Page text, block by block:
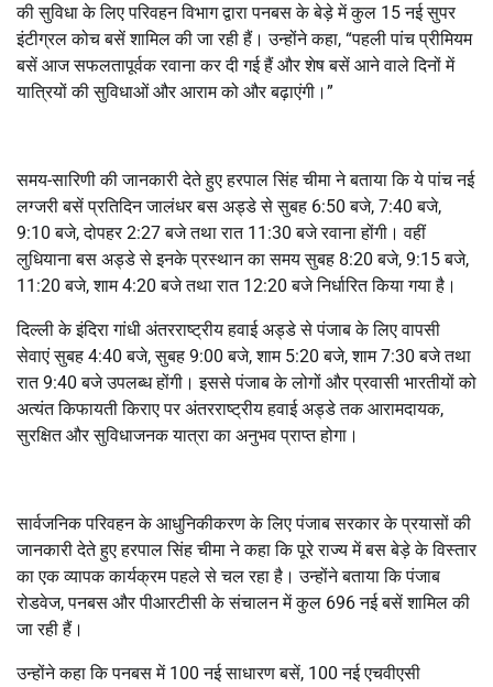
की सुविधा के लिए परिवहन विभाग द्वारा पनबस के बेड़े में कुल 15 नई सुपर
इंटीग्रल कोच बसें शामिल की जा रही हैं। उन्होंने कहा, “पहली पांच प्रीमियम
बसें आज सफलतापूर्वक रवाना कर दी गई हैं और शेष बसें आने वाले दिनों में
यात्रियों की सुविधाओं और आराम को और बढ़ाएंगी।”
समय-सारिणी की जानकारी देते हुए हरपाल सिंह चीमा ने बताया कि ये पांच नई
लग्जरी बसें प्रतिदिन जालंधर बस अड्डे से सुबह 6:50 बजे, 7:40 बजे,
9:10 बजे, दोपहर 2:27 बजे तथा रात 11:30 बजे रवाना होंगी। वहीं
लुधियाना बस अड्डे से इनके प्रस्थान का समय सुबह 8:20 बजे, 9:15 बजे,
11:20 बजे, शाम 4:20 बजे तथा रात 12:20 बजे निर्धारित किया गया है।
दिल्ली के इंदिरा गांधी अंतरराष्ट्रीय हवाई अड्डे से पंजाब के लिए वापसी
सेवाएं सुबह 4:40 बजे, सुबह 9:00 बजे, शाम 5:20 बजे, शाम 7:30 बजे तथा
रात 9:40 बजे उपलब्ध होंगी। इससे पंजाब के लोगों और प्रवासी भारतीयों को
अत्यंत किफायती किराए पर अंतरराष्ट्रीय हवाई अड्डे तक आरामदायक,
सुरक्षित और सुविधाजनक यात्रा का अनुभव प्राप्त होगा।
सार्वजनिक परिवहन के आधुनिकीकरण के लिए पंजाब सरकार के प्रयासों की
जानकारी देते हुए हरपाल सिंह चीमा ने कहा कि पूरे राज्य में बस बेड़े के विस्तार
का एक व्यापक कार्यक्रम पहले से चल रहा है। उन्होंने बताया कि पंजाब
रोडवेज, पनबस और पीआरटीसी के संचालन में कुल 696 नई बसें शामिल की
जा रही हैं।
उन्होंने कहा कि पनबस में 100 नई साधारण बसें, 100 नई एचवीएसी